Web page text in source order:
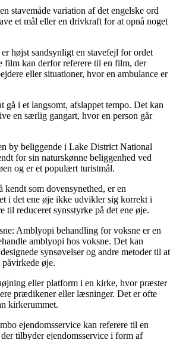
stavemåde variation af det engelske ord
et mål eller en drivkraft for at opnå noget
højst sandsynligt en stavefejl for ordet
film kan derfor referere til en film, der
eller situationer, hvor en ambulance er
gå i et langsomt, afslappet tempo. Det kan
en særlig gangart, hvor en person går
by beliggende i Lake District National
for sin naturskønne beliggenhed ved
og er et populært turistmål.
som dovensynethed, er en
i det ene øje ikke udvikler sig korrekt i
til reduceret synsstyrke på det ene øje.
Amblyopi behandling for voksne er en
amblyopi hos voksne. Det kan
synsøvelser og andre metoder til at
øje.
eller platform i en kirke, hvor præster
prædikener eller læsninger. Det er ofte
kirkerummet.
ejendomsservice kan referere til en
tilbyder ejendomsservice i form af